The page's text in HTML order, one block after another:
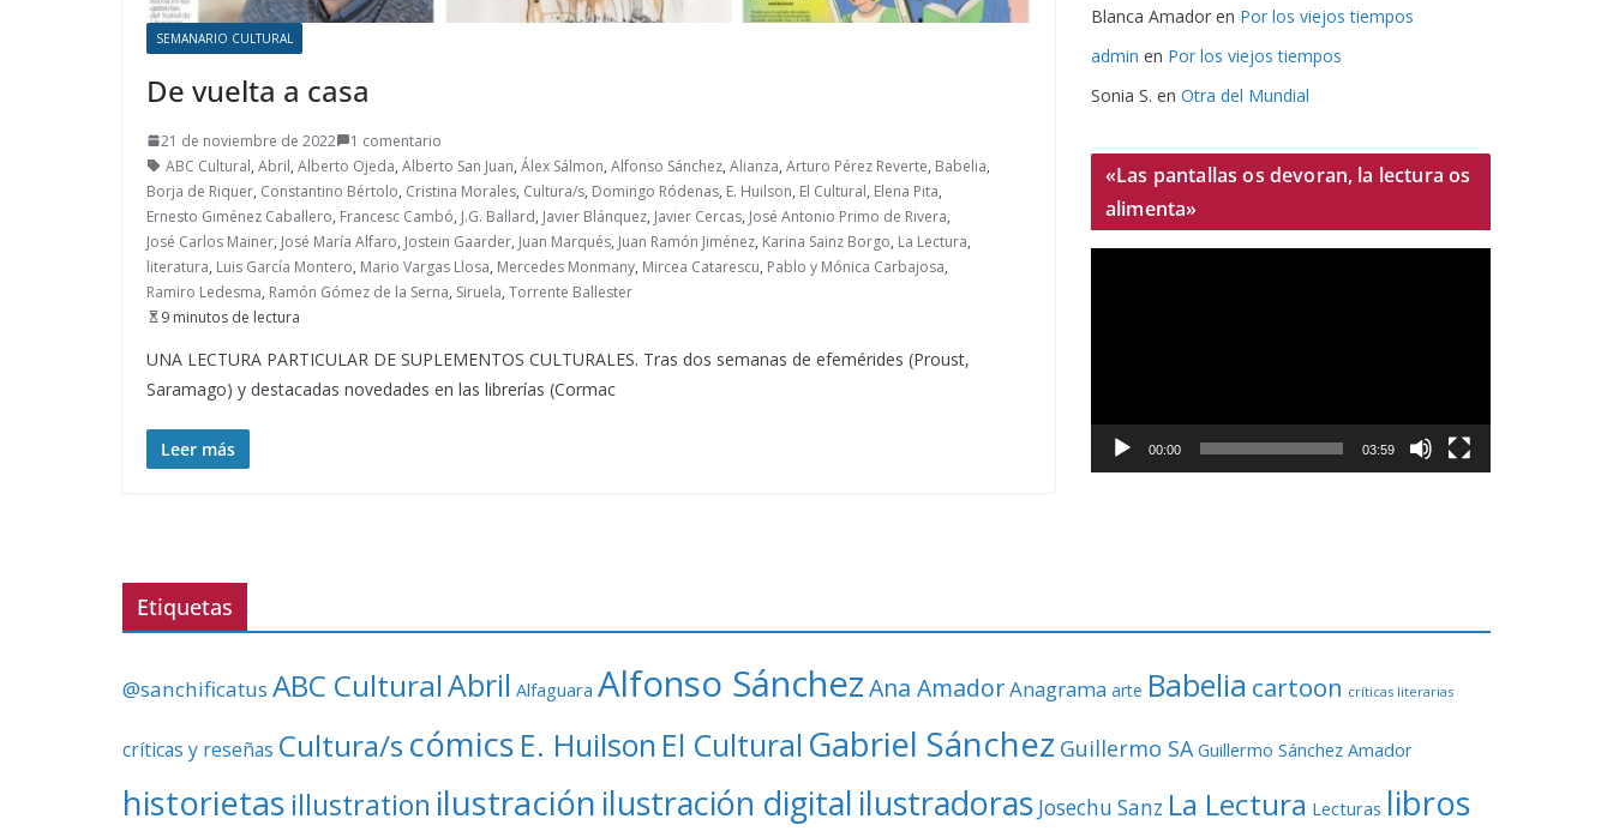
SEMANARIO CULTURAL
De vuelta a casa
21 de noviembre de 2022
1 comentario
ABC Cultural, Abril, Alberto Ojeda, Alberto San Juan, Álex Sálmon, Alfonso Sánchez, Alianza, Arturo Pérez Reverte, Babelia,
Borja de Riquer, Constantino Bértolo, Cristina Morales, Cultura/s, Domingo Ródenas, E. Huilson, El Cultural, Elena Pita,
Ernesto Giménez Caballero, Francesc Cambó, J.G. Ballard, Javier Blánquez, Javier Cercas, José Antonio Primo de Rivera,
José Carlos Mainer, José María Alfaro, Jostein Gaarder, Juan Marqués, Juan Ramón Jiménez, Karina Sainz Borgo, La Lectura,
literatura, Luis García Montero, Mario Vargas Llosa, Mercedes Monmany, Mircea Catarescu, Pablo y Mónica Carbajosa,
Ramiro Ledesma, Ramón Gómez de la Serna, Siruela, Torrente Ballester
9 minutos de lectura
UNA LECTURA PARTICULAR DE SUPLEMENTOS CULTURALES. Tras dos semanas de efemérides (Proust,
Saramago) y destacadas novedades en las librerías (Cormac
Leer más
Blanca Amador en Por los viejos tiempos
admin en Por los viejos tiempos
Sonia S. en Otra del Mundial
«Las pantallas os devoran, la lectura os
alimenta»
c
í
e
00:00 03:59
Etiquetas
@sanchificatus ABC CulturalAbril Alfaguara Alfonso SánchezAna AmadorAnagrama arte Babelia cartoon críticas literarias
críticas y reseñas Cultura/s cómics E. Huilson El Cultural Gabriel Sánchez Guillermo SA Guillermo Sánchez Amador
historietas illustration ilustración ilustración digital ilustradoras Josechu Sanz La Lectura Lecturas libros